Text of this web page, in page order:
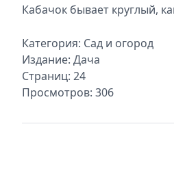
Кабачок бывает круглый,
Категория: Сад и огород
Издание: Дача
Страниц: 24
Просмотров: 306